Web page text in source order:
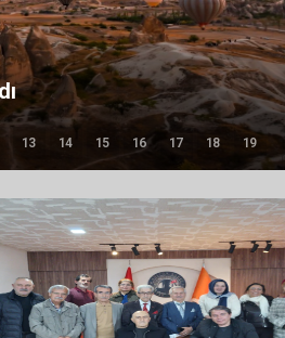
13 14 15 16 17 18 19